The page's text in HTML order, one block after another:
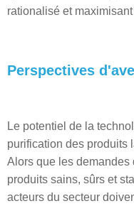
rationalisé et
Perspectives
Le potentiel de la
purification des produits
Alors que les demandes
produits sains, sûrs et
acteurs du secteur